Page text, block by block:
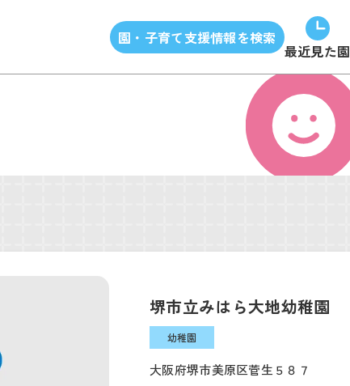
園・子育て支援情報を検索
最近見た園
堺市立みはら大地幼稚園
幼稚園
大阪府堺市美原区菅生５８７